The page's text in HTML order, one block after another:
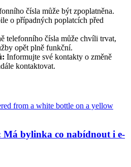
čísla může být zpoplatněna.
o případných poplatcích před
telefonního čísla může chvíli trvat,
opět plně funkční.
Informujte své kontakty o změně
kontaktovat.
bylinka co nabídnout i e-